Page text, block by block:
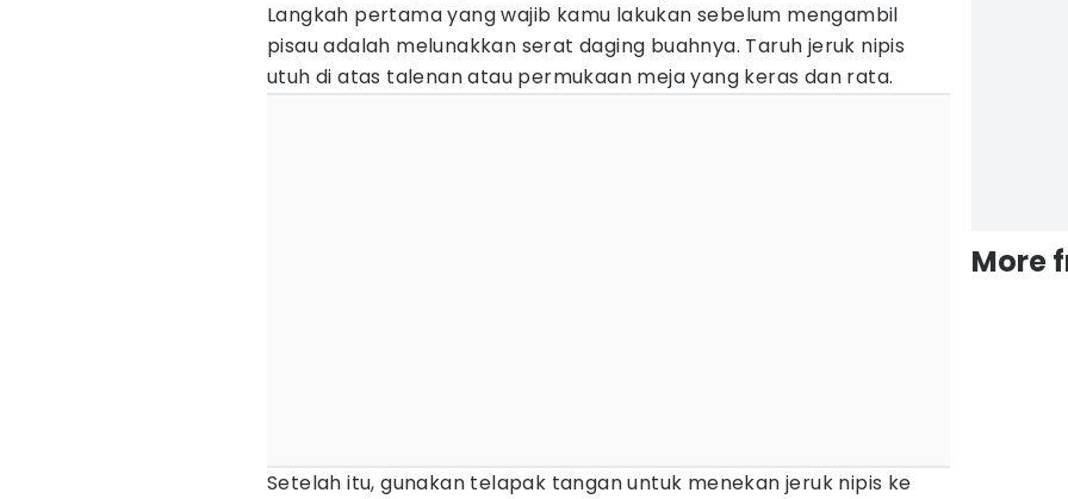
Langkah pertama yang wajib kamu lakukan sebelum mengambil
pisau adalah melunakkan serat daging buahnya. Taruh jeruk nipis
utuh di atas talenan atau permukaan meja yang keras dan rata.
Setelah itu, gunakan telapak tangan untuk menekan jeruk nipis ke
More